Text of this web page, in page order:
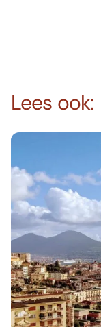
Lees ook: